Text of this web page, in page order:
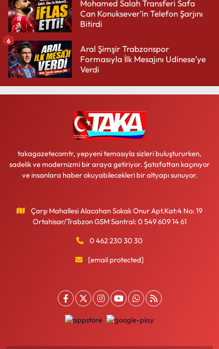
Mohamed Salah Transferi Safa
Can Konuksever’in Telefon Şarjını
Bitirdi
Aral Şimşir Trabzonspor
Formasıyla İlk Mesajını Udinese’ye
Verdi
6
takagazetecomtr, yepyeni temasıyla sizleri buluştururken,
sadelik ve modernizmi bir araya getiriyor. Şatafattan kaçınıyor
ve insanlara haber okuyabilecekleri bir altyapı sunuyor.
Çarşı Mahallesi Alacahan Sokak Onur Apt.Kat:4 No: 19
Ortahisar/Trabzon GSM Santral: 0 549 609 14 61
0 462 230 30 30
[email protected]